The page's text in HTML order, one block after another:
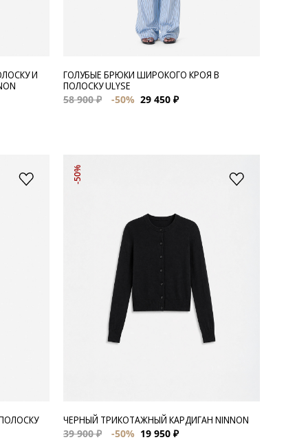
И
ГОЛУБЫЕ БРЮКИ ШИРОКОГО КРОЯ В
ПОЛОСКУ ULYSE
58 900 ₽
-50% 29 450 ₽
-50%
ЧЕРНЫЙ ТРИКОТАЖНЫЙ КАРДИГАН NINNON
39 900 ₽
-50% 19 950 ₽